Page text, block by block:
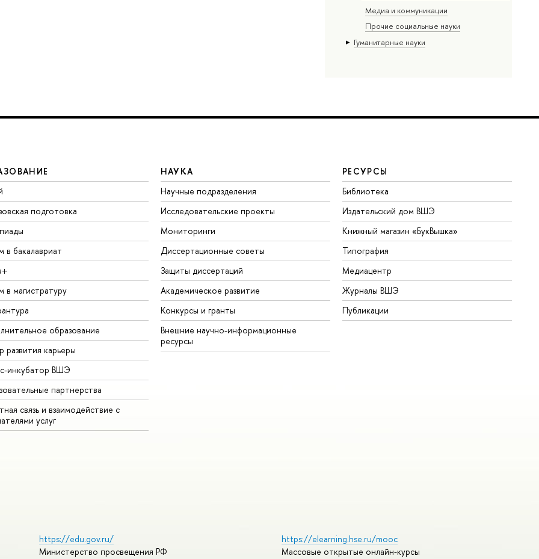
Медиа и коммуникации
Прочие социальные науки
Гуманитарные науки
подготовка
в бакалавриат
в магистратуру
образование
развития карьеры
инкубатор ВШЭ
партнерства
связь и взаимодействие с
услуг
НАУКА
Научные подразделения
Исследовательские проекты
Мониторинги
Диссертационные советы
Защиты диссертаций
Академическое развитие
Конкурсы и гранты
Внешние научно-информационные
ресурсы
РЕСУРСЫ
Библиотека
Издательский дом ВШЭ
Книжный магазин «БукВышка»
Типография
Медиацентр
Журналы ВШЭ
Публикации
https://edu.gov.ru/
Министерство просвещения РФ
https://elearning.hse.ru/mooc
Массовые открытые онлайн-курсы